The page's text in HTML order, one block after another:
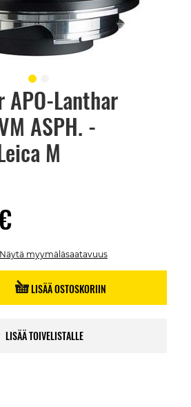
Lanthar
ASPH. -
M
Näytä myymäläsaatavuus
LISÄÄ OSTOSKORIIN
LISÄÄ TOIVELISTALLE